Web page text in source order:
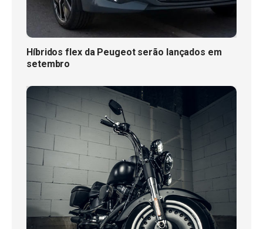
Híbridos flex da Peugeot serão lançados em
setembro